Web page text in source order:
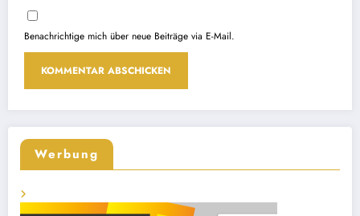
Benachrichtige mich über neue Beiträge via E-Mail.
Werbung